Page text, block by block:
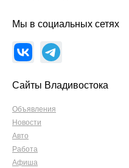
Мы в социальных сетях
Сайты Владивостока
Объявления
Новости
Авто
Работа
Афиша